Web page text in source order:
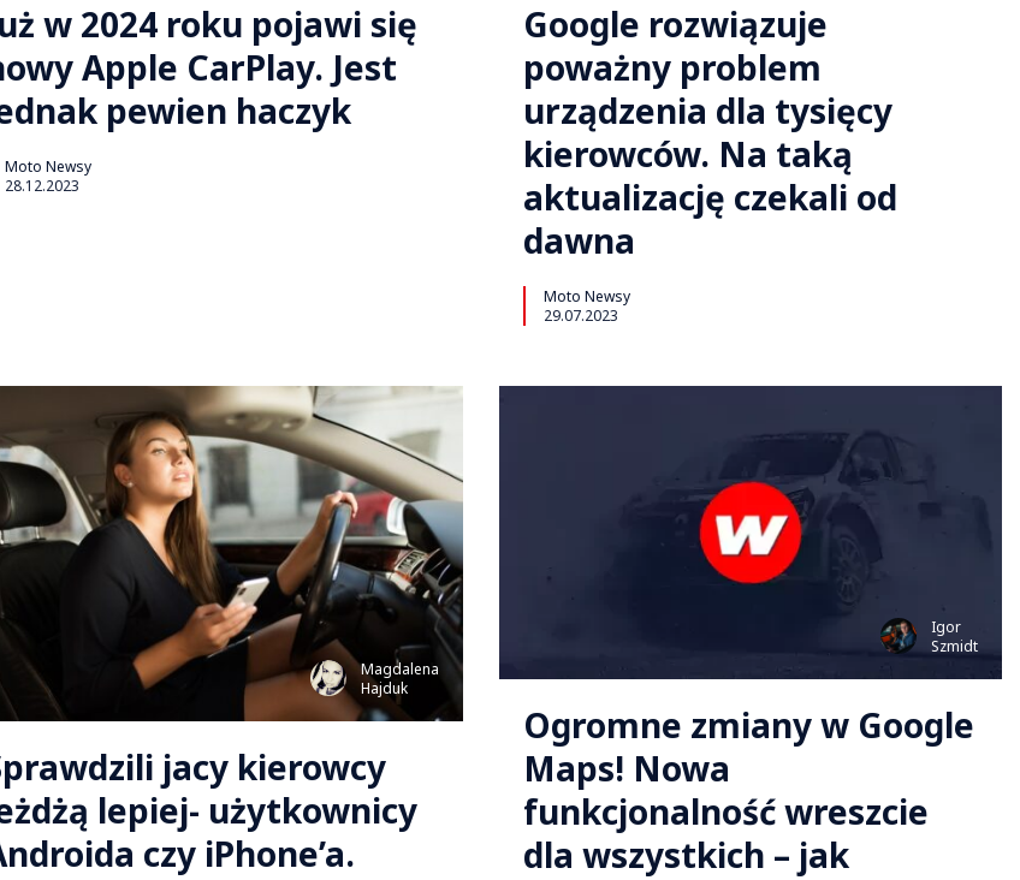
w 2024 roku pojawi się
Apple CarPlay. Jest
pewien haczyk
Moto Newsy
28.12.2023
Google rozwiązuje
poważny problem
urządzenia dla tysięcy
kierowców. Na taką
aktualizację czekali od
dawna
Moto Newsy
29.07.2023
Magdalena
Hajduk
jacy kierowcy
lepiej- użytkownicy
czy iPhone’a.
Igor
Szmidt
Ogromne zmiany w Google
Maps! Nowa
funkcjonalność wreszcie
dla wszystkich – jak